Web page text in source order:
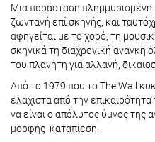
Μια παράσταση
ζωντανή επί σκηνής, και
αφηγείται με το χορό, τη
σκηνικά τη διαχρονική
του πλανήτη για αλλαγή,
Από το 1979 που το Τhe Wall
ελάχιστα από την
να είναι ο απόλυτος ύμνος της
μορφής καταπίεση.